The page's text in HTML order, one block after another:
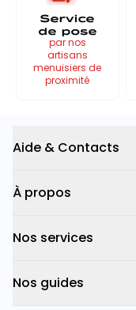
Service
de pose
par nos
artisans
menuisiers de
proximité
Aide & Contacts
À propos
Nos services
Nos guides